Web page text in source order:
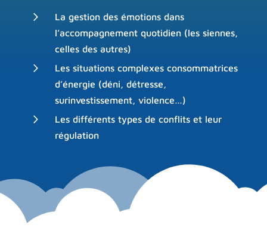
5
La gestion des émotions dans
l’accompagnement quotidien (les siennes,
celles des autres)
5
Les situations complexes consommatrices
d’énergie (déni, détresse,
surinvestissement, violence…)
5
Les différents types de conflits et leur
régulation